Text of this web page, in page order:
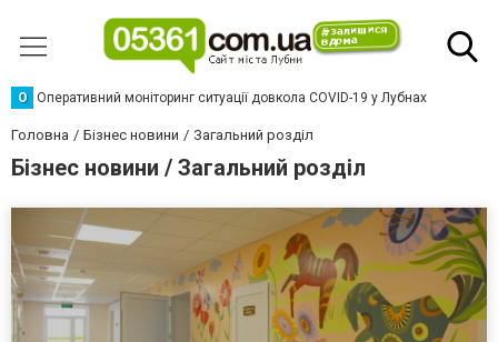
О Оперативний моніторинг ситуації довкола COVID-19 у Лубнах
Головна Бізнес новини Загальний розділ
Бізнес новини / Загальний розділ